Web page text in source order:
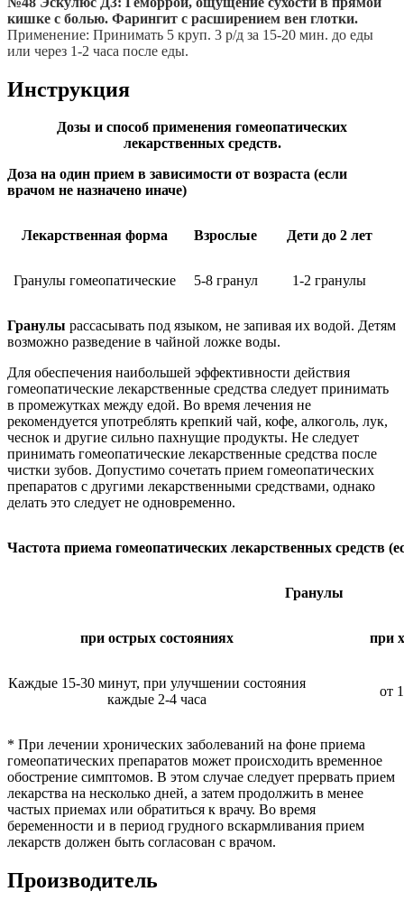
кишке с болью. Фарингит с расширением вен глотки.
Применение: Принимать 5 круп. 3 р/д за 15-20 мин. до еды
или через 1-2 часа после еды.
Инструкция
Дозы и способ применения гомеопатических
лекарственных средств.
Доза на один прием в зависимости от возраста (если
врачом не назначено иначе)
Лекарственная форма Взрослые Дети до 2 лет
Гранулы гомеопатические 5-8 гранул 1-2 гранулы
Гранулы рассасывать под языком, не запивая их водой. Детям
возможно разведение в чайной ложке воды.
Для обеспечения наибольшей эффективности действия
гомеопатические лекарственные средства следует принимать
в промежутках между едой. Во время лечения не
рекомендуется употреблять крепкий чай, кофе, алкоголь, лук,
чеснок и другие сильно пахнущие продукты. Не следует
принимать гомеопатические лекарственные средства после
чистки зубов. Допустимо сочетать прием гомеопатических
препаратов с другими лекарственными средствами, однако
делать это следует не одновременно.
Частота приема гомеопатических лекарственных средств
Гранулы
при острых состояниях при
Каждые 15-30 минут, при улучшении состояния
каждые 2-4 часа
от
* При лечении хронических заболеваний на фоне приема
гомеопатических препаратов может происходить временное
обострение симптомов. В этом случае следует прервать прием
лекарства на несколько дней, а затем продолжить в менее
частых приемах или обратиться к врачу. Во время
беременности и в период грудного вскармливания прием
лекарств должен быть согласован с врачом.
Производитель